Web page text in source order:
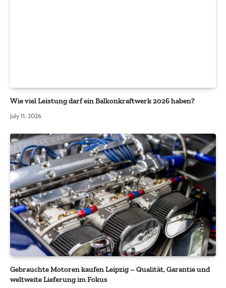
Wie viel Leistung darf ein Balkonkraftwerk 2026 haben?
July 11, 2026
Gebrauchte Motoren kaufen Leipzig – Qualität, Garantie und
weltweite Lieferung im Fokus